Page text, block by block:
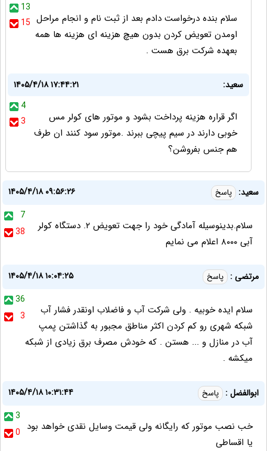
13
15 سلام بنده درخواست دادم بعد از ثبت نام و انجام مراحل
اومدن تعویض کردن بدون هیچ هزینه ای هزینه ها همه
بعهده شرکت برق هست .
سعید:
۱۴۰۵/۴/۱۸ ۱۷:۴۴:۲۱
4
3
اگر قراره هزینه پرداخت بشود و موتور های کولر مس
خوبی دارند در سیم پیچی ببرند .موتور سود کنند ان طرف
هم جنس بفروشن؟
سعید: پاسخ
۱۴۰۵/۴/۱۸ ۰۹:۵۶:۲۶
7
38
سلام.بدینوسیله آمادگی خود را جهت تعویض ۲. دستگاه کولر
آبی ۸۰۰۰ اعلام می نمایم
مرتضی : پاسخ
۱۴۰۵/۴/۱۸ ۱۰:۰۴:۲۵
36
3
سلام ایده خوبیه . ولی شرکت آب و فاضلاب اونقدر فشار آب
شبکه‌ شهری رو کم کردن اکثر مناطق مجبور به گذاشتن پمپ
آب در منازل و ... هستن . که خودش مصرف برق زیادی از شبکه
میکشه .
ابوالفضل : پاسخ
۱۴۰۵/۴/۱۸ ۱۰:۳۱:۴۴
3
0 خب نصب موتور که رایگانه ولی قیمت وسایل نقدی خواهد بود
یا اقساطی